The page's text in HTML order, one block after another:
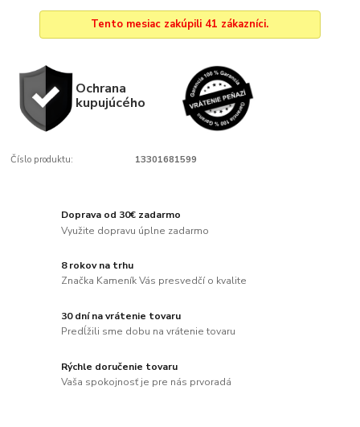
Tento mesiac zakúpili 41 zákazníci.
Ochrana
kupujúcého
Číslo produktu: 13301681599
Doprava od 30€ zadarmo
Využite dopravu úplne zadarmo
8 rokov na trhu
Značka Kameník Vás presvedčí o kvalite
30 dní na vrátenie tovaru
Predĺžili sme dobu na vrátenie tovaru
Rýchle doručenie tovaru
Vaša spokojnosť je pre nás prvoradá